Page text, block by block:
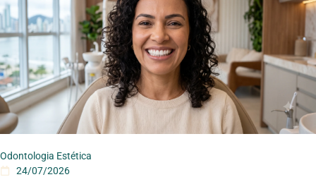
Odontologia Estética
24/07/2026